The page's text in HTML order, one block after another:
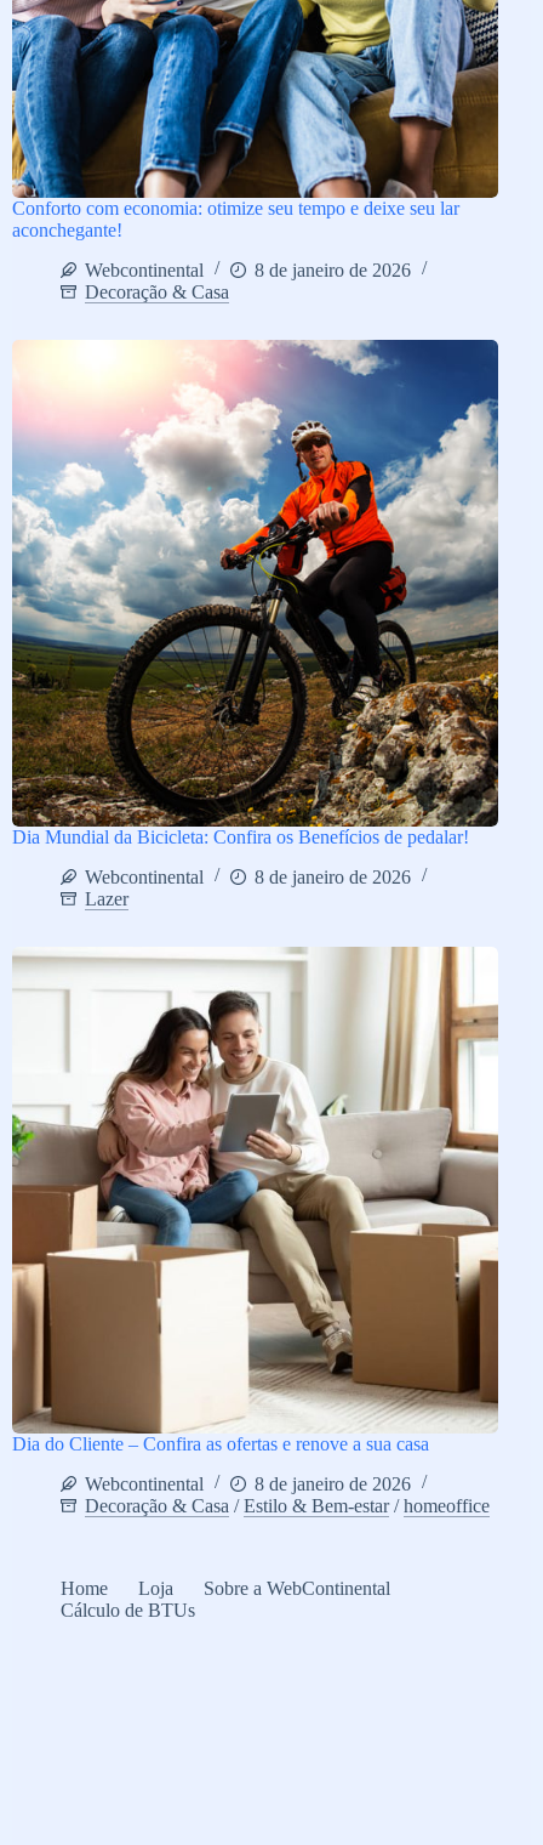
Conforto com economia: otimize seu tempo e deixe seu lar
aconchegante!
Webcontinental
8 de janeiro de 2026
Decoração & Casa
Dia Mundial da Bicicleta: Confira os Benefícios de pedalar!
Webcontinental
8 de janeiro de 2026
Lazer
Dia do Cliente – Confira as ofertas e renove a sua casa
Webcontinental
8 de janeiro de 2026
Decoração & Casa /Estilo & Bem-estar/homeoffice
Home Loja
Sobre a WebContinental
Cálculo de BTUs